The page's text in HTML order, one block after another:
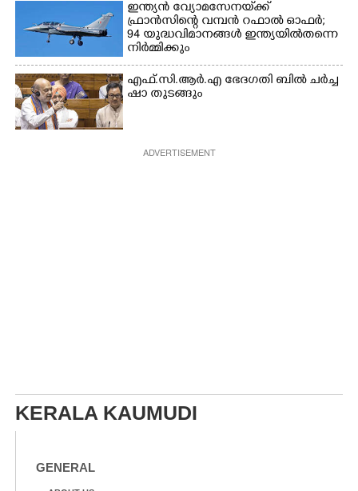
ഇന്ത്യൻ വ്യോമസേനയ്‌ക്ക്
ഫ്രാൻസിന്റെ വമ്പൻ റഫാൽ ഓഫർ;
94 യുദ്ധവിമാനങ്ങൾ ഇന്ത്യയിൽതന്നെ
നിർ‌മ്മിക്കും
എ​ഫ്.​സി.​ആ​ർ.​എ​ ​ഭേ​ദ​ഗ​തി​ ​ബിൽ ച​ർ​ച്ച​
​ഷാ​ ​തുടങ്ങും
ADVERTISEMENT
KERALA KAUMUDI
GENERAL